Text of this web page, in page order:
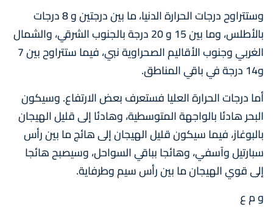
وستتراوح درجات الحرارة الدنيا، ما بين درجتين و 8 درجات
بالأطلس، وما بين 15 و 20 درجة بالجنوب الشرقي، والشمال
الغربي وجنوب الأقاليم الصحراوية نبي، فيما ستتراوح بين 7
و14 درجة في باقي المناطق.
أما درجات الحرارة العليا فستعرف بعض الارتفاع. وسيكون
البحر هادئا بالواجهة المتوسطية، وهادئا إلى قليل الهيجان
بالبوغاز، فيما سيكون قليل الهيجان إلى هائج ما بين رأس
سبارتيل وآسفي، وهائجا بباقي السواحل، وسيصبح هائجا
إلى قوي الهيجان ما بين رأس سيم وطرفاية.
و م ع